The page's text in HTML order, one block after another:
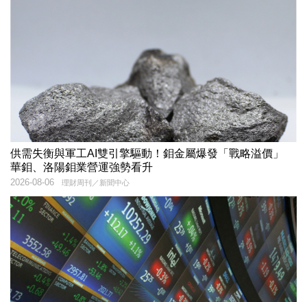
供需失衡與軍工AI雙引擎驅動！鉬金屬爆發「戰略溢價」
華鉬、洛陽鉬業營運強勢看升
理財周刊／新聞中心
2026-08-06